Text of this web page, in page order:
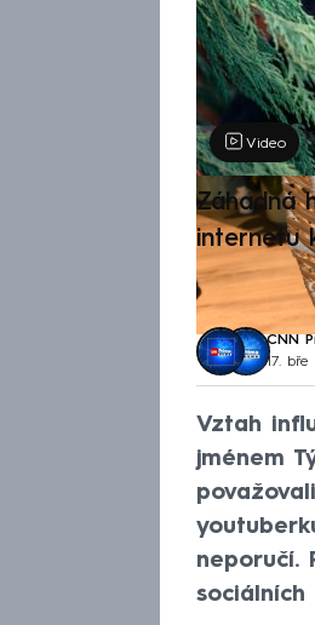
Video
Záhadná
internetu
CNN
17. bře
Vztah
jménem
neporučí.